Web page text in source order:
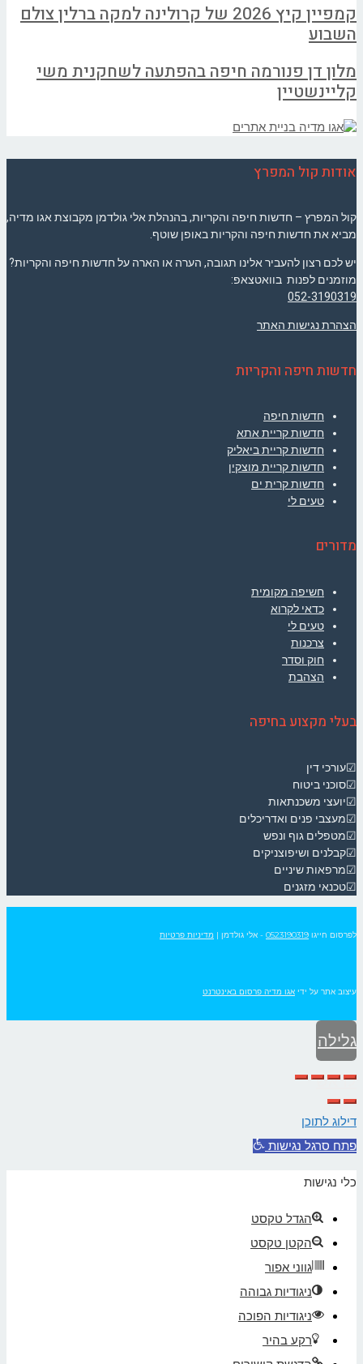
קמפיין קיץ 2026 של קרולינה למקה ברלין צולם
השבוע
מלון דן פנורמה חיפה בהפתעה לשחקנית משי
קליינשטיין
אודות קול המפרץ
קול המפרץ – חדשות חיפה והקריות, בהנהלת אלי גולדמן מקבוצת אגו מדיה,
מביא את חדשות חיפה והקריות באופן שוטף.
יש לכם רצון להעביר אלינו תגובה, הערה או הארה על חדשות חיפה והקריות?
מוזמנים לפנות בוואטצאפ:
052-3190319
הצהרת נגישות האתר
חדשות חיפה והקריות
חדשות חיפה
חדשות קריית אתא
חדשות קריית ביאליק
חדשות קריית מוצקין
חדשות קרית ים
טעים לי
מדורים
חשיפה מקומית
כדאי לקרוא
טעים לי
צרכנות
חוק וסדר
הצהבת
בעלי מקצוע בחיפה
☑עורכי דין
☑סוכני ביטוח
☑יועצי משכנתאות
☑מעצבי פנים ואדריכלים
☑מטפלים גוף ונפש
☑קבלנים ושיפוצניקים
☑מרפאות שיניים
☑טכנאי מזגנים
לפרסום חייגו 0523190319 - אלי גולדמן | מדיניות פרטיות
עיצוב אתר על ידי אגו מדיה פרסום באינטרנט
גלילה
לראש
העמוד
דילוג לתוכן
פתח סרגל נגישות
כלי נגישות
הגדל טקסט
הקטן טקסט
גווני אפור
ניגודיות גבוהה
ניגודיות הפוכה
רקע בהיר